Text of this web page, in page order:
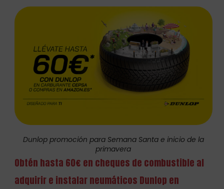
Dunlop promoción para Semana Santa e inicio de la
primavera
Obtén hasta 60€ en cheques de combustible al
adquirir e instalar neumáticos Dunlop en